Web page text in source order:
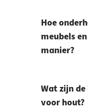
Hoe
meubels
manier?
Wat zijn
voor hout?